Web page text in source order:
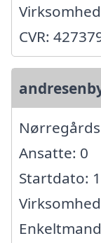
CVR:
Ansatte: 0
Startdato: